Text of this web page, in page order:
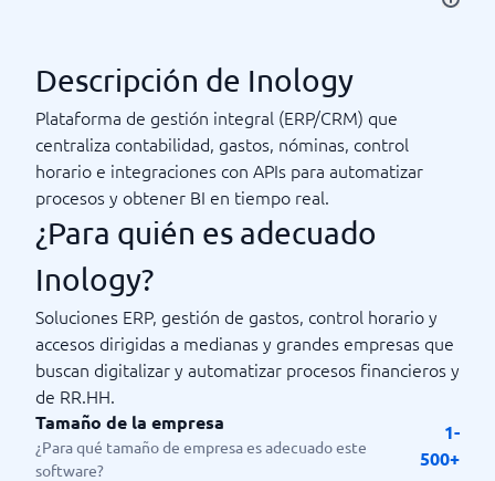
Descripción de Inology
Plataforma de gestión integral (ERP/CRM) que
centraliza contabilidad, gastos, nóminas, control
horario e integraciones con APIs para automatizar
procesos y obtener BI en tiempo real.
¿Para quién es adecuado
Inology?
Soluciones ERP, gestión de gastos, control horario y
accesos dirigidas a medianas y grandes empresas que
buscan digitalizar y automatizar procesos financieros y
de RR.HH.
Tamaño de la empresa
¿Para qué tamaño de empresa es adecuado este
software?
1-
500+